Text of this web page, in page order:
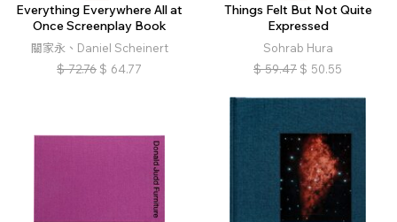
Everything Everywhere All at
Once Screenplay Book
關家永、Daniel Scheinert
$ 72.76 $ 64.77
Things Felt But Not Quite
Expressed
Sohrab Hura
$ 59.47 $ 50.55